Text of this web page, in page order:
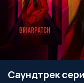
Саундтрек